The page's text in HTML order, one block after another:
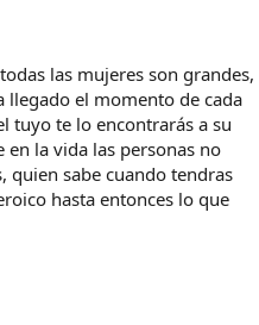
las mujeres son grandes,
el momento de cada
tuyo te lo encontrarás a su
la vida las personas no
quien sabe cuando tendras
hasta entonces lo que